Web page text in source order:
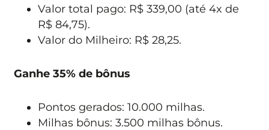
Valor total pago: R$ 339,00 (até 4x de
R$ 84,75).
Valor do Milheiro: R$ 28,25.
Ganhe 35% de bônus
Pontos gerados: 10.000 milhas.
Milhas bônus: 3.500 milhas bônus.